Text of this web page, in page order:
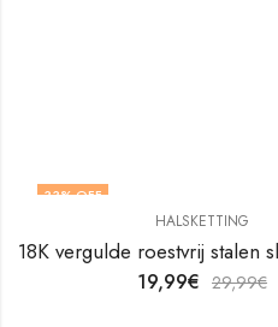
33% OFF
HALSKETTING
19,99€ 29,99€